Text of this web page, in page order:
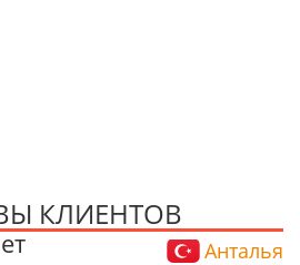
КЛИЕНТОВ
Анталья